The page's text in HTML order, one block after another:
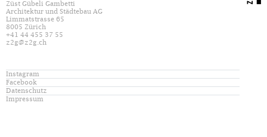
Züst Gübeli Gambetti
Architektur und Städtebau AG
Limmatstrasse 65
8005 Zürich
+41 44 455 37 55
z2g@z2g.ch
Instagram
Facebook
Datenschutz
Impressum